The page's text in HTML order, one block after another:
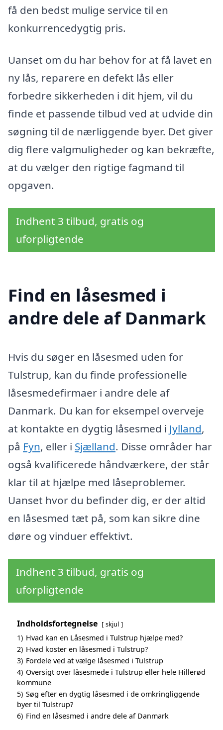
få den bedst mulige service til en
konkurrencedygtig pris.
Uanset om du har behov for at få lavet en
ny lås, reparere en defekt lås eller
forbedre sikkerheden i dit hjem, vil du
finde et passende tilbud ved at udvide din
søgning til de nærliggende byer. Det giver
dig flere valgmuligheder og kan bekræfte,
at du vælger den rigtige fagmand til
opgaven.
Indhent 3 tilbud, gratis og
uforpligtende
Find en låsesmed i
andre dele af Danmark
Hvis du søger en låsesmed uden for
Tulstrup, kan du finde professionelle
låsesmedefirmaer i andre dele af
Danmark. Du kan for eksempel overveje
at kontakte en dygtig låsesmed i Jylland,
på Fyn, eller i Sjælland. Disse områder har
også kvalificerede håndværkere, der står
klar til at hjælpe med låseproblemer.
Uanset hvor du befinder dig, er der altid
en låsesmed tæt på, som kan sikre dine
døre og vinduer effektivt.
Indhent 3 tilbud, gratis og
uforpligtende
Indholdsfortegnelse skjul
1) Hvad kan en Låsesmed i Tulstrup hjælpe med?
2) Hvad koster en låsesmed i Tulstrup?
3) Fordele ved at vælge låsesmed i Tulstrup
4) Oversigt over låsesmede i Tulstrup eller hele Hillerød
kommune
5) Søg efter en dygtig låsesmed i de omkringliggende
byer til Tulstrup?
6) Find en låsesmed i andre dele af Danmark